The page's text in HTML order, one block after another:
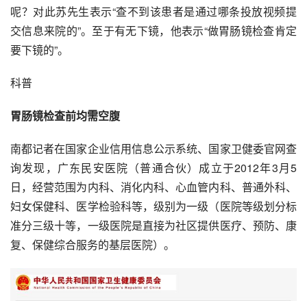
呢？对此苏先生表示“查不到该患者是通过哪条投放视频提
交信息来院的”。至于有无下镜，他表示“做胃肠镜检查肯定
要下镜的”。
科普
胃肠镜检查前均需空腹
南都记者在国家企业信用信息公示系统、国家卫健委官网查
询发现，广东民安医院（普通合伙）成立于2012年3月5
日，经营范围为内科、消化内科、心血管内科、普通外科、
妇女保健科、医学检验科等，级别为一级（医院等级划分标
准分三级十等， 一级医院是直接为社区提供医疗、预防、康
复、保健综合服务的基层医院）。